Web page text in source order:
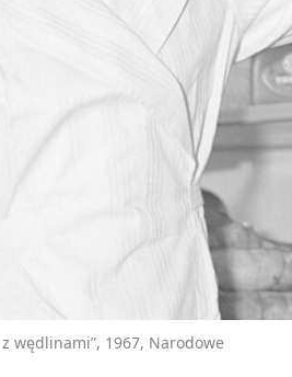
wędlinami”, 1967, Narodowe